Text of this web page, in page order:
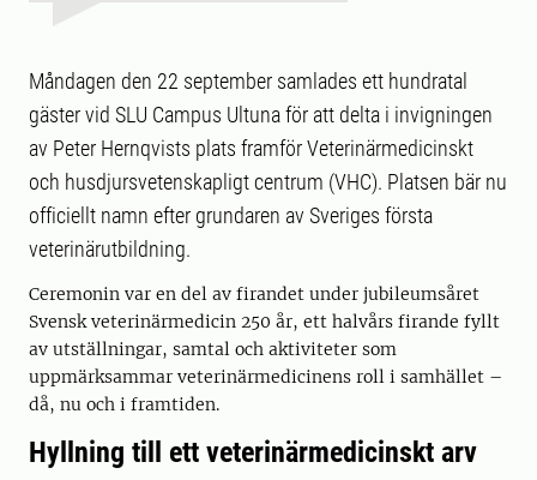
Måndagen den 22 september samlades ett hundratal
gäster vid SLU Campus Ultuna för att delta i invigningen
av Peter Hernqvists plats framför Veterinärmedicinskt
och husdjursvetenskapligt centrum (VHC). Platsen bär nu
officiellt namn efter grundaren av Sveriges första
veterinärutbildning.
Ceremonin var en del av firandet under jubileumsåret
Svensk veterinärmedicin 250 år, ett halvårs firande fyllt
av utställningar, samtal och aktiviteter som
uppmärksammar veterinärmedicinens roll i samhället –
då, nu och i framtiden.
Hyllning till ett veterinärmedicinskt arv